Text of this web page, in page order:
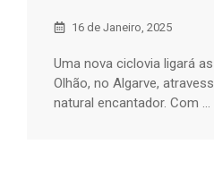
16 de Janeiro, 2025
Uma nova ciclovia ligará
Olhão, no Algarve,
natural encantador. Com ...